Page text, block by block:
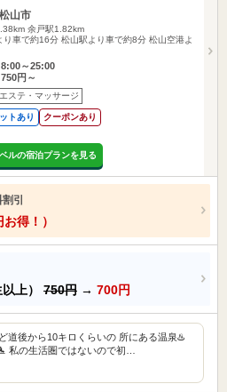
山市
余戸駅1.82km
り車で約16分 松山駅より車で約8分 松山空港よ
～25:00
円～
エステ・マッサージ
トあり クーポンあり
ルの宿泊プランを見る
引
得！）
上） 750円 → 700円
道後から10キロくらいの 所にある温泉♨️
私の生活圏ではないので初…